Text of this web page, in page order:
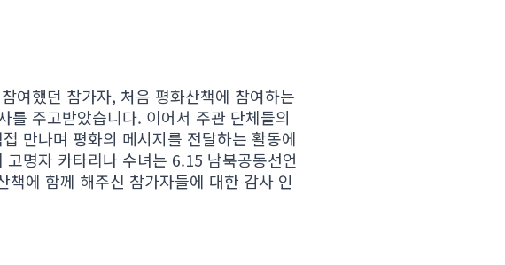
여했던 참가자, 처음 평화산책에 참여하는
를 주고받았습니다. 이어서 주관 단체들의
만나며 평화의 메시지를 전달하는 활동에
명자 카타리나 수녀는 6.15 남북공동선언
에 함께 해주신 참가자들에 대한 감사 인